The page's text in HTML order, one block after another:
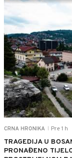
CRNA HRONIKA Pre 1 h
TRAGEDIJA U
PRONAĐENO